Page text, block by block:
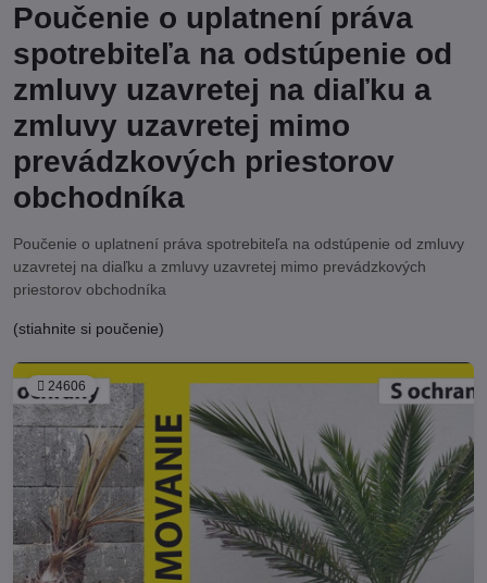
Poučenie o uplatnení práva
spotrebiteľa na odstúpenie od
zmluvy uzavretej na diaľku a
zmluvy uzavretej mimo
prevádzkových priestorov
obchodníka
Poučenie o uplatnení práva spotrebiteľa na odstúpenie od zmluvy
uzavretej na diaľku a zmluvy uzavretej mimo prevádzkových
priestorov obchodníka
(stiahnite si poučenie)
24606